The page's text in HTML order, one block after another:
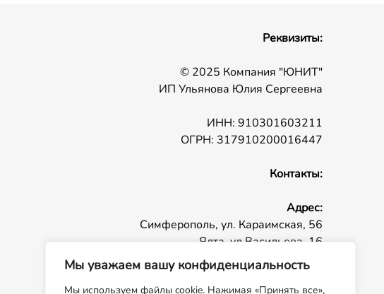
Мы уважаем вашу конфиденциальность
Мы используем файлы cookie. Нажимая «Принять все»,
Реквизиты:
© 2025 Компания "ЮНИТ"
ИП Ульянова Юлия Сергеевна
ИНН: 910301603211
ОГРН: 317910200016447
Контакты:
Адрес:
Симферополь, ул. Караимская, 56
Ялта, ул Васильева, 16
Телефон:+ 7 (978) 020-64-44
E-mail:
admin@un-it.ru